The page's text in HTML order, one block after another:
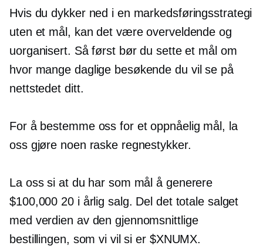
Hvis du dykker ned i en markedsføringsstrategi
uten et mål, kan det være overveldende og
uorganisert. Så først bør du sette et mål om
hvor mange daglige besøkende du vil se på
nettstedet ditt.
For å bestemme oss for et oppnåelig mål, la
oss gjøre noen raske regnestykker.
La oss si at du har som mål å generere
$100,000 20 i årlig salg. Del det totale salget
med verdien av den gjennomsnittlige
bestillingen, som vi vil si er $XNUMX.